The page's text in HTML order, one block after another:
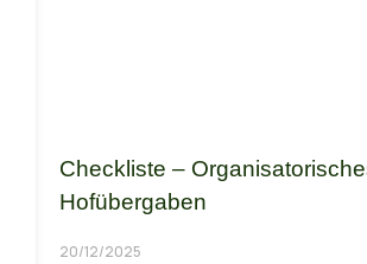
Checkliste –
Hofübergaben
20/12/2025